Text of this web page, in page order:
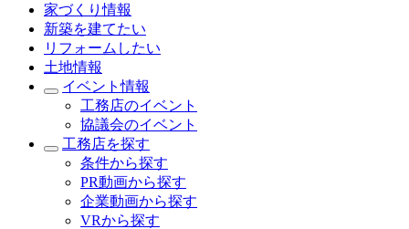
家づくり情報
新築を建てたい
リフォームしたい
土地情報
イベント情報
工務店のイベント
協議会のイベント
工務店を探す
条件から探す
PR動画から探す
企業動画から探す
VRから探す